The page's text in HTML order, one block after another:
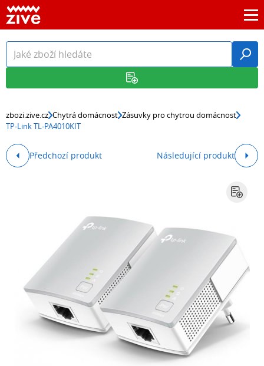
zbozi.zive.cz Chytrá domácnost Zásuvky pro chytrou domácnost
TP-Link TL-PA4010KIT
Předchozí produkt Následující produkt